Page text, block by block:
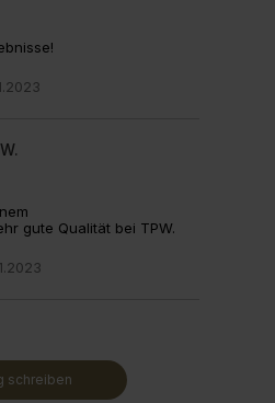
gute Qualität bei TPW.
schreiben